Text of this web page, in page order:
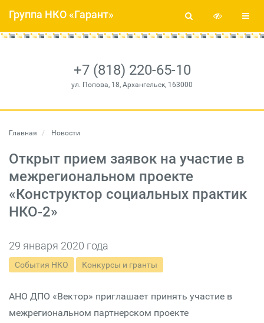
+7 (818) 220-65-10
ул. Попова, 18, Архангельск, 163000
Группа НКО «Гарант»
Главная Новости
Открыт прием заявок на участие в
межрегиональном проекте
«Конструктор социальных практик
НКО-2»
29 января 2020 года
События НКО Конкурсы и гранты
АНО ДПО «Вектор» приглашает принять участие в
межрегиональном партнерском проекте